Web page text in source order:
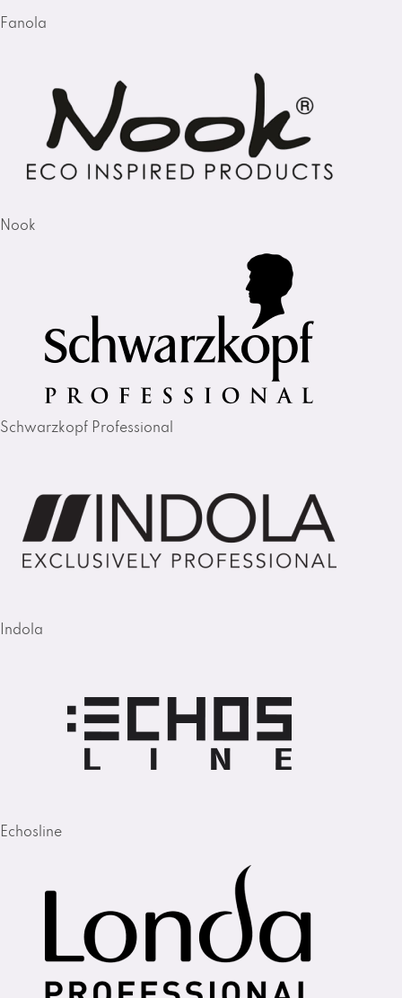
Fanola
Nook
Schwarzkopf Professional
Indola
Echosline